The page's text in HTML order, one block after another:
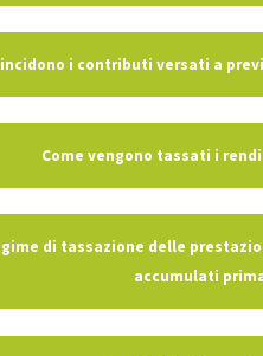
incidono i contributi versati a
Come vengono tassati i
di tassazione delle
accumulati